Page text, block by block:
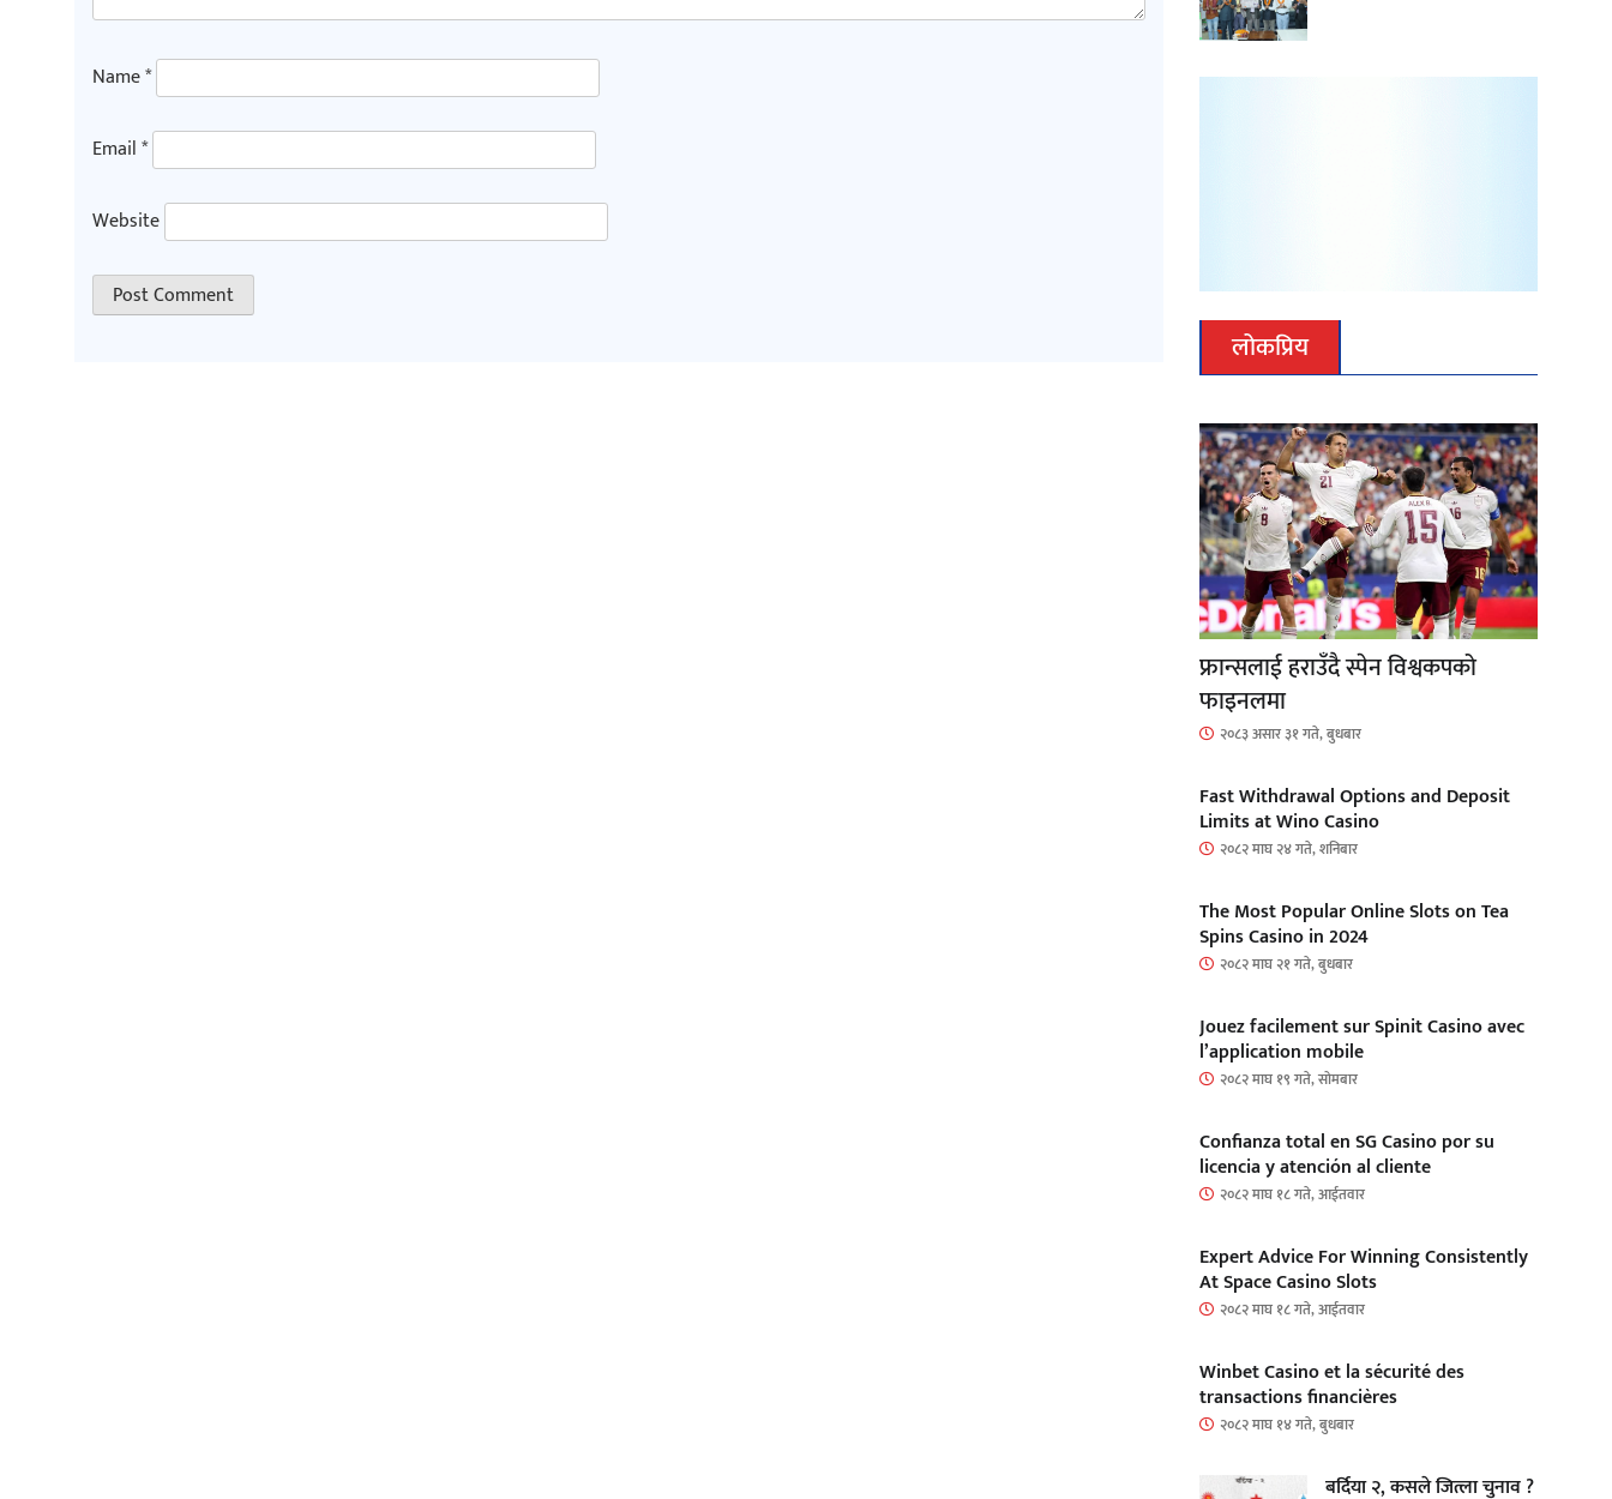
Name*
Email*
Website
लोकप्रिय
फ्रान्सलाई हराउँदै स्पेन विश्वकपको
फाइनलमा
२०८३ असार ३१ गते, बुधबार
Fast Withdrawal Options and Deposit
Limits at Wino Casino
२०८२ माघ २४ गते, शनिबार
The Most Popular Online Slots on Tea
Spins Casino in 2024
२०८२ माघ २१ गते, बुधबार
Jouez facilement sur Spinit Casino avec
l’application mobile
२०८२ माघ १९ गते, सोमबार
Confianza total en SG Casino por su
licencia y atención al cliente
२०८२ माघ १८ गते, आईतवार
Expert Advice For Winning Consistently
At Space Casino Slots
२०८२ माघ १८ गते, आईतवार
Winbet Casino et la sécurité des
transactions financières
२०८२ माघ १४ गते, बुधबार
बर्दिया २, कसले जित्ला चुनाव ?